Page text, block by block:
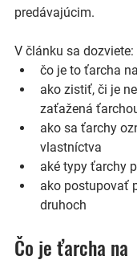
predávajúcim.
V článku sa dozviete:
čo je to ťarcha
ako zistiť, či je
zaťažená
ako sa ťarchy
vlastníctva
aké typy ťarchy
ako postupovať
druhoch
Čo je ťarcha na